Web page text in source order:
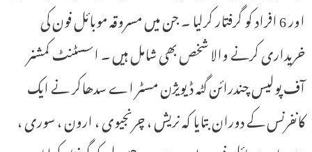
اور 6 افراد کو گرفتار کرلیا ۔ جن میں مسروقہ موبائل فون کی
خریداری کرنے والا شخص بھی شامل ہیں ۔ اسسٹنٹ کمشنر
آف پولیس چندرائن گٹہ ڈیویژن مسٹر اے سدھاکر نے ایک
کانفرنس کے دوران بتایا کہ نریش ، چرنجیوی ، ارون ، سوری ،